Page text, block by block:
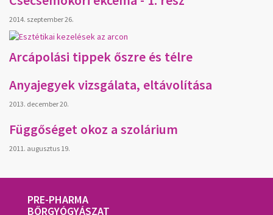
2014. szeptember 26.
Arcápolási tippek őszre és télre
Anyajegyek vizsgálata, eltávolítása
2013. december 20.
Függőséget okoz a szolárium
2011. augusztus 19.
PRE-PHARMA
BŐRGYÓGYÁSZAT